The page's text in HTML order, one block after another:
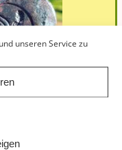
unseren Service zu
Lunetal